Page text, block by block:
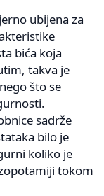
ubijena za
bića koja
takva je
što se
sadrže
bilo je
koliko je
tokom